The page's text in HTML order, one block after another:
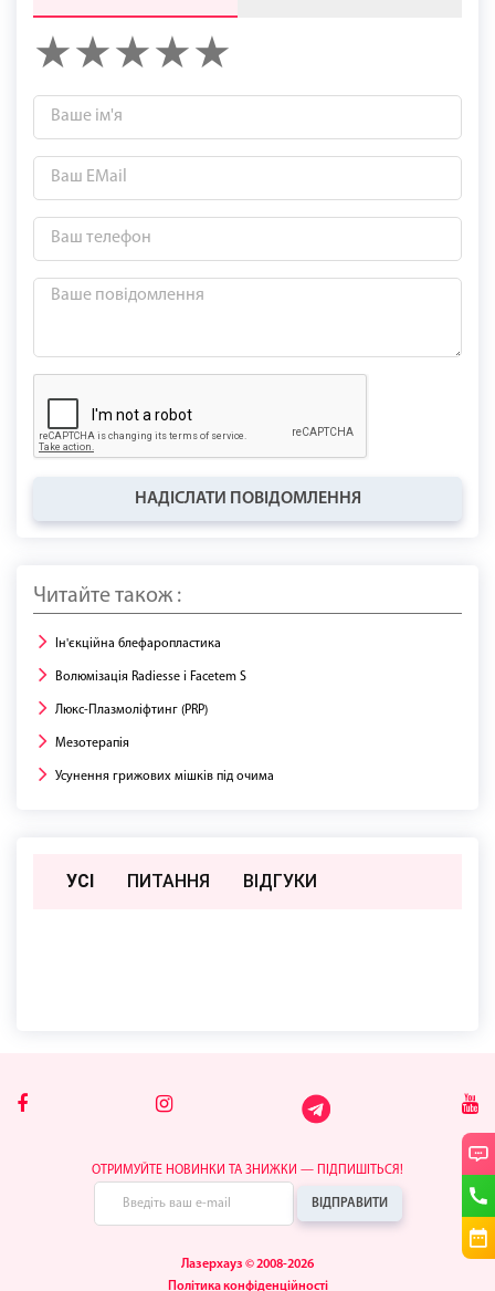
НАДІСЛАТИ ПОВІДОМЛЕННЯ
Читайте також :
Ін'єкційна блефаропластика
Волюмізація Radiesse і Facetem S
Люкс-Плазмоліфтинг (PRP)
Мезотерапія
Усунення грижових мішків під очима
УСІ ПИТАННЯ ВIДГУКИ
ОТРИМУЙТЕ НОВИНКИ ТА ЗНИЖКИ — ПІДПИШІТЬСЯ!
ВІДПРАВИТИ
Лазерхауз © 2008-2026
Політика конфіденційності